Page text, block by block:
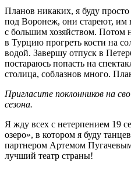
Планов никаких, я буду
под Воронеж, они стареют, им
с большим хозяйством. Потом
в Турцию прогреть кости на
водой. Завершу отпуск в
постараюсь попасть на
столица, соблазнов много.
Пригласите поклонников на
сезона.
Я жду всех с нетерпением 19
озеро», в котором я буду
партнером Артемом
лучший театр страны!